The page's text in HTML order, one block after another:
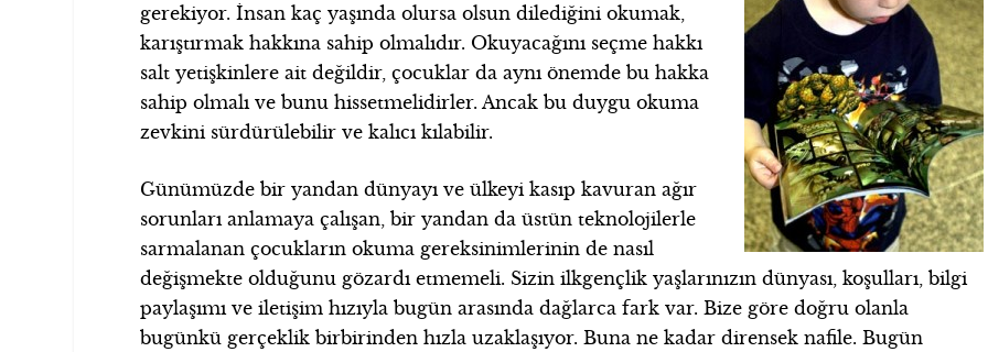
gerekiyor. İnsan kaç yaşında olursa olsun dilediğini okumak,
karıştırmak hakkına sahip olmalıdır. Okuyacağını seçme hakkı
salt yetişkinlere ait değildir, çocuklar da aynı önemde bu hakka
sahip olmalı ve bunu hissetmelidirler. Ancak bu duygu okuma
zevkini sürdürülebilir ve kalıcı kılabilir.
Günümüzde bir yandan dünyayı ve ülkeyi kasıp kavuran ağır
sorunları anlamaya çalışan, bir yandan da üstün teknolojilerle
sarmalanan çocukların okuma gereksinimlerinin de nasıl
değişmekte olduğunu gözardı etmemeli. Sizin ilkgençlik yaşlarınızın dünyası, koşulları, bilgi
paylaşımı ve iletişim hızıyla bugün arasında dağlarca fark var. Bize göre doğru olanla
bugünkü gerçeklik birbirinden hızla uzaklaşıyor. Buna ne kadar dirensek nafile. Bugün